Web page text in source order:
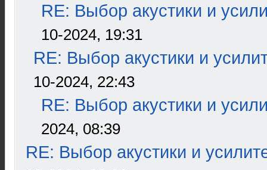
RE: Выбор акустики и
10-2024, 19:31
RE: Выбор акустики и
10-2024, 22:43
RE: Выбор акустики и
2024, 08:39
RE: Выбор акустики и